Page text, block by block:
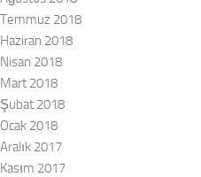
Temmuz 2018
Haziran 2018
Nisan 2018
Mart 2018
Şubat 2018
Ocak 2018
Aralık 2017
Kasım 2017